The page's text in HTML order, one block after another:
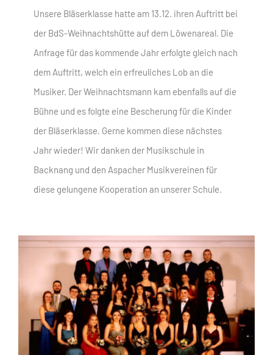
Unsere Bläserklasse hatte am 13.12. ihren Auftritt bei
der BdS-Weihnachtshütte auf dem Löwenareal. Die
Anfrage für das kommende Jahr erfolgte gleich nach
dem Auftritt, welch ein erfreuliches Lob an die
Musiker. Der Weihnachtsmann kam ebenfalls auf die
Bühne und es folgte eine Bescherung für die Kinder
der Bläserklasse. Gerne kommen diese nächstes
Jahr wieder! Wir danken der Musikschule in
Backnang und den Aspacher Musikvereinen für
diese gelungene Kooperation an unserer Schule.